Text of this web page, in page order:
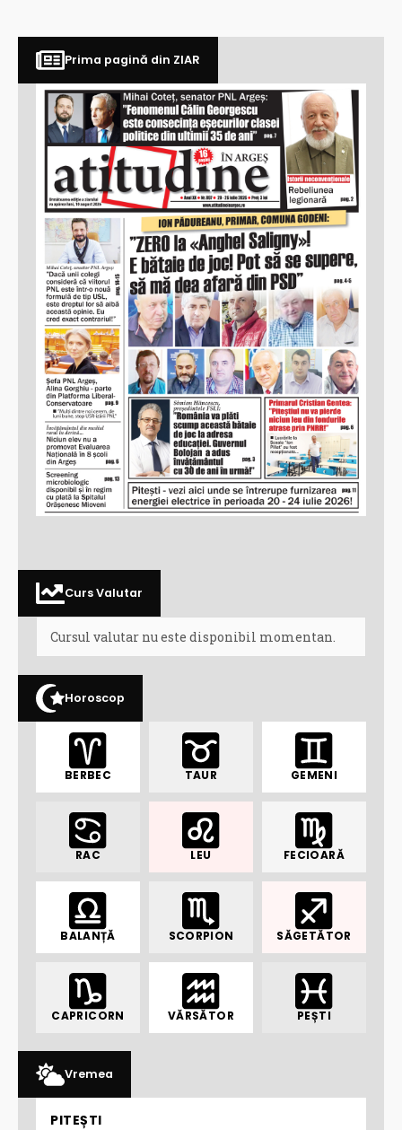
Prima pagină din ZIAR
Curs Valutar
Cursul valutar nu este disponibil momentan.
Horoscop
BERBEC TAUR GEMENI
RAC LEU FECIOARĂ
BALANȚĂ SCORPION SĂGETĂTOR
CAPRICORN VĂRSĂTOR PEȘTI
Vremea
PITEȘTI